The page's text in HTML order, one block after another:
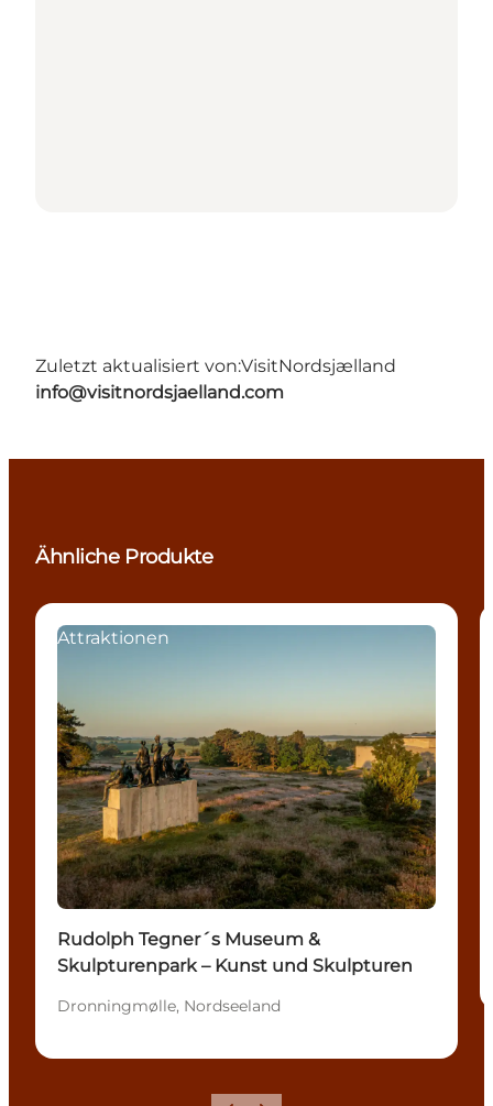
Zuletzt aktualisiert von:VisitNordsjælland
info@visitnordsjaelland.com
Ähnliche Produkte
Attraktionen
Rudolph Tegner´s Museum &
Skulpturenpark – Kunst und Skulpturen
Dronningmølle, Nordseeland